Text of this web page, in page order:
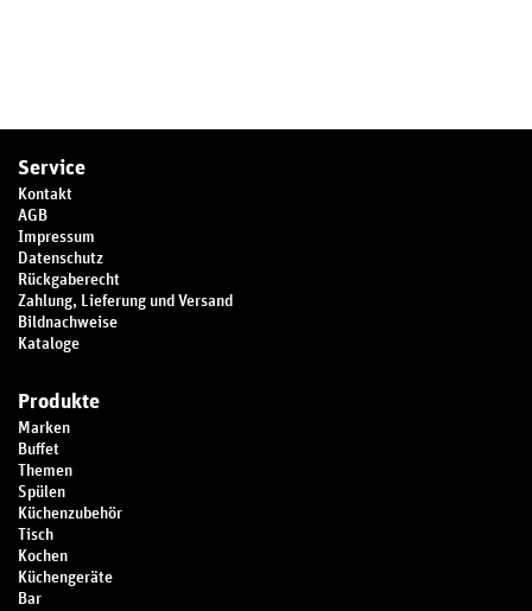
Service
Kontakt
AGB
Impressum
Datenschutz
Rückgaberecht
Zahlung, Lieferung und Versand
Bildnachweise
Kataloge
Produkte
Marken
Buffet
Themen
Spülen
Küchenzubehör
Tisch
Kochen
Küchengeräte
Bar